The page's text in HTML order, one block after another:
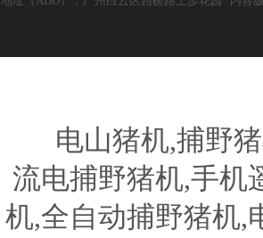
电山猪机,捕野猪
流电捕野猪机,手机
机,全自动捕野猪机,